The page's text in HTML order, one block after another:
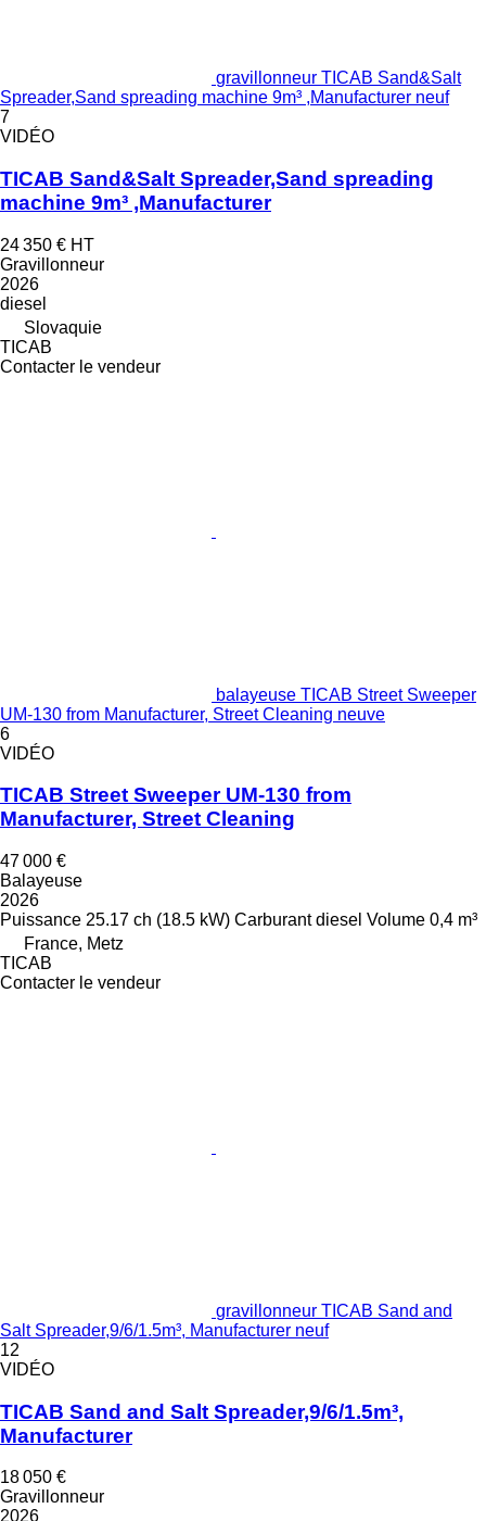
gravillonneur TICAB Sand&Salt
Spreader,Sand spreading machine 9m³ ,Manufacturer neuf
7
VIDÉO
TICAB Sand&Salt Spreader,Sand spreading
machine 9m³ ,Manufacturer
24 350 € HT
Gravillonneur
2026
diesel
Slovaquie
TICAB
Contacter le vendeur
balayeuse TICAB Street Sweeper
UM-130 from Manufacturer, Street Cleaning neuve
6
VIDÉO
TICAB Street Sweeper UM-130 from
Manufacturer, Street Cleaning
47 000 €
Balayeuse
2026
Puissance 25.17 ch (18.5 kW) Carburant diesel Volume 0,4 m³
France, Metz
TICAB
Contacter le vendeur
gravillonneur TICAB Sand and
Salt Spreader,9/6/1.5m³, Manufacturer neuf
12
VIDÉO
TICAB Sand and Salt Spreader,9/6/1.5m³,
Manufacturer
18 050 €
Gravillonneur
2026